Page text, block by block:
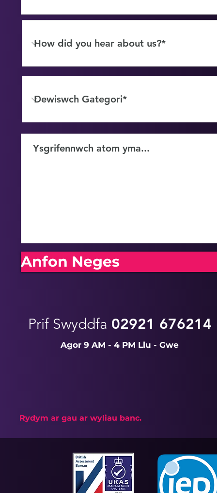
Anfon Neges
Prif Swyddfa 02921 676214
Agor 9 AM - 4 PM Llu - Gwe
Rydym ar gau ar wyliau banc.